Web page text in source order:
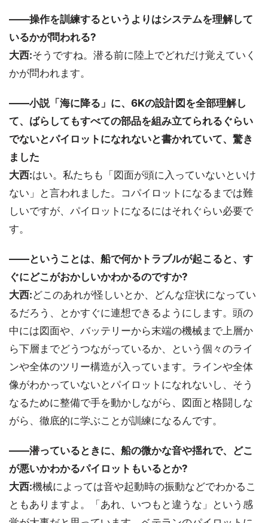
――操作を訓練するというよりはシステムを理解して
いるかが問われる?
大西:そうですね。潜る前に陸上でどれだけ覚えていく
かが問われます。
――小説「海に降る」に、6Kの設計図を全部理解し
て、ばらしてもすべての部品を組み立てられるぐらい
でないとパイロットになれないと書かれていて、驚き
ました
大西:はい。私たちも「図面が頭に入っていないといけ
ない」と言われました。コパイロットになるまでは難
しいですが、パイロットになるにはそれぐらい必要で
す。
――ということは、船で何かトラブルが起こると、す
ぐにどこがおかしいかわかるのですか?
大西:どこのあれが怪しいとか、どんな症状になってい
るだろう、とかすぐに連想できるようにします。頭の
中には図面や、バッテリーから末端の機械まで上層か
ら下層までどうつながっているか、という個々のライ
ンや全体のツリー構造が入っています。ラインや全体
像がわかっていないとパイロットになれないし、そう
なるために整備で手を動かしながら、図面と格闘しな
がら、徹底的に学ぶことが訓練になるんです。
――潜っているときに、船の微かな音や揺れで、どこ
が悪いかわかるパイロットもいるとか?
大西:機械によっては音や起動時の振動などでわかるこ
ともありますよ。「あれ、いつもと違うな」という感